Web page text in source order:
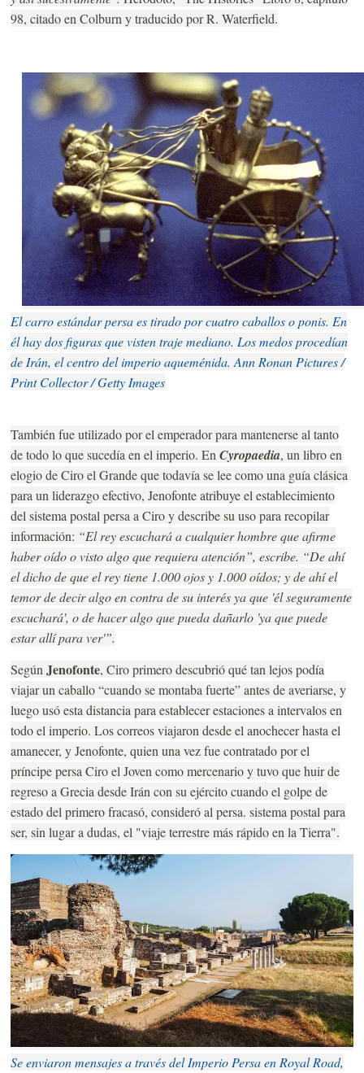
98, citado en Colburn y traducido por R. Waterfield.
El carro estándar persa es tirado por cuatro caballos o ponis. En
él hay dos figuras que visten traje mediano. Los medos procedían
de Irán, el centro del imperio aqueménida. Ann Ronan Pictures /
Print Collector / Getty Images
También fue utilizado por el emperador para mantenerse al tanto
de todo lo que sucedía en el imperio. EnCyropaedia, un libro en
elogio de Ciro el Grande que todavía se lee como una guía clásica
para un liderazgo efectivo, Jenofonte atribuye el establecimiento
del sistema postal persa a Ciro y describe su uso para recopilar
información: “El rey escuchará a cualquier hombre que afirme
haber oído o visto algo que requiera atención”, escribe. “De ahí
el dicho de que el rey tiene 1.000 ojos y 1.000 oídos; y de ahí el
temor de decir algo en contra de su interés ya que 'él seguramente
escuchará', o de hacer algo que pueda dañarlo 'ya que puede
estar allí para ver'”.
SegúnJenofonte, Ciro primero descubrió qué tan lejos podía
viajar un caballo “cuando se montaba fuerte” antes de averiarse, y
luego usó esta distancia para establecer estaciones a intervalos en
todo el imperio. Los correos viajaron desde el anochecer hasta el
amanecer, y Jenofonte, quien una vez fue contratado por el
príncipe persa Ciro el Joven como mercenario y tuvo que huir de
regreso a Grecia desde Irán con su ejército cuando el golpe de
estado del primero fracasó, consideró al persa. sistema postal para
ser, sin lugar a dudas, el "viaje terrestre más rápido en la Tierra".
Se enviaron mensajes a través del Imperio Persa en Royal Road,